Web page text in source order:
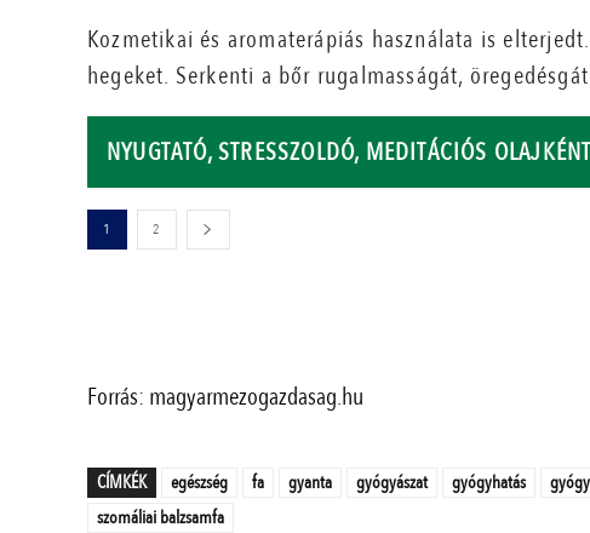
Kozmetikai és aromaterápiás használata is
hegeket. Serkenti a bőr rugalmasságát,
NYUGTATÓ, STRESSZOLDÓ, MEDITÁCIÓS
1 2
Forrás: magyarmezogazdasag.hu
CÍMKÉK egészség fa gyanta gyógyászat gyógyhatás
szomáliai balzsamfa